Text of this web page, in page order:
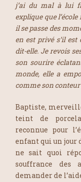
j’ai du mal à lui
explique que
il se passe des
en est privé s’il est
dit-elle. Je revois
son sourire
monde, elle a
comme son conteur
Baptiste,
teint de
reconnue pour
enfant qui un jour
ne sait quoi
souffrance des
demander de